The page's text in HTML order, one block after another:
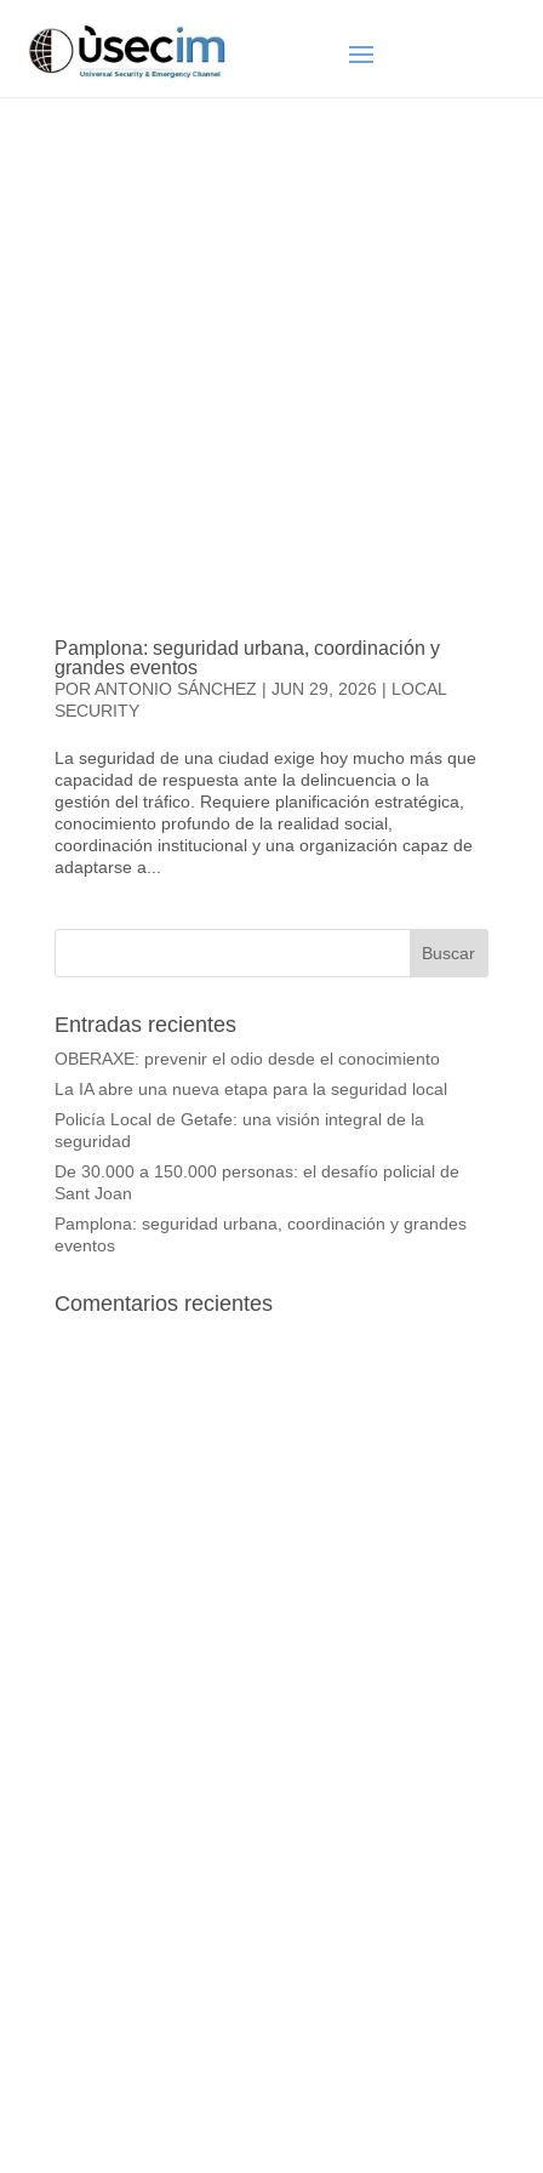
Pamplona: seguridad urbana, coordinación y
grandes eventos
PORANTONIO SÁNCHEZ | JUN 29, 2026 | LOCAL
SECURITY
La seguridad de una ciudad exige hoy mucho más que
capacidad de respuesta ante la delincuencia o la
gestión del tráfico. Requiere planificación estratégica,
conocimiento profundo de la realidad social,
coordinación institucional y una organización capaz de
adaptarse a...
Entradas recientes
OBERAXE: prevenir el odio desde el conocimiento
La IA abre una nueva etapa para la seguridad local
Policía Local de Getafe: una visión integral de la
seguridad
De 30.000 a 150.000 personas: el desafío policial de
Sant Joan
Pamplona: seguridad urbana, coordinación y grandes
eventos
Comentarios recientes